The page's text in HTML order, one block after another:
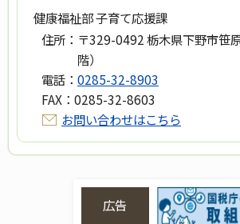
健康福祉部 子育て応援課
住所： 〒329-0492 栃木県下野市笹
階）
電話： 0285-32-8903
FAX： 0285-32-8603
お問い合わせはこちら
広告